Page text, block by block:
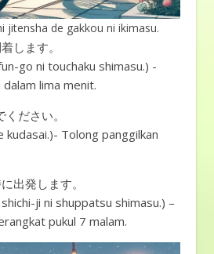
jitensha de gakkou ni ikimasu.
します。
go ni touchaku shimasu.) -
lima menit.
ださい。
kudasai.)- Tolong panggilkan
出発します。
ji ni shuppatsu shimasu.) –
pukul 7 malam.